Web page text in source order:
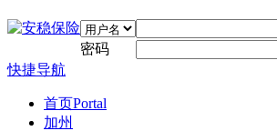
密码
快捷导航
首页Portal
加州